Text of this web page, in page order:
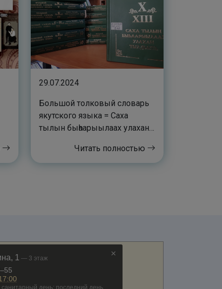
29.07.2024
Большой толковый словарь
якутского языка = Саха
тылын быһаарыылаах улахан
Читать полностью